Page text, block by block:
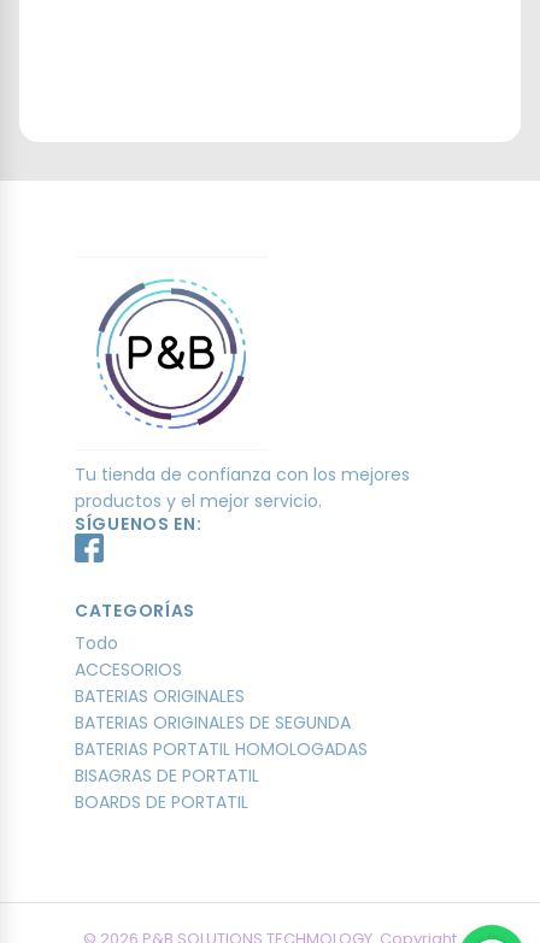
Tu tienda de confianza con los mejores
productos y el mejor servicio.
SÍGUENOS EN:
CATEGORÍAS
Todo
ACCESORIOS
BATERIAS ORIGINALES
BATERIAS ORIGINALES DE SEGUNDA
BATERIAS PORTATIL HOMOLOGADAS
BISAGRAS DE PORTATIL
BOARDS DE PORTATIL
© 2026 P&B SOLUTIONS TECHMOLOGY. Copyright